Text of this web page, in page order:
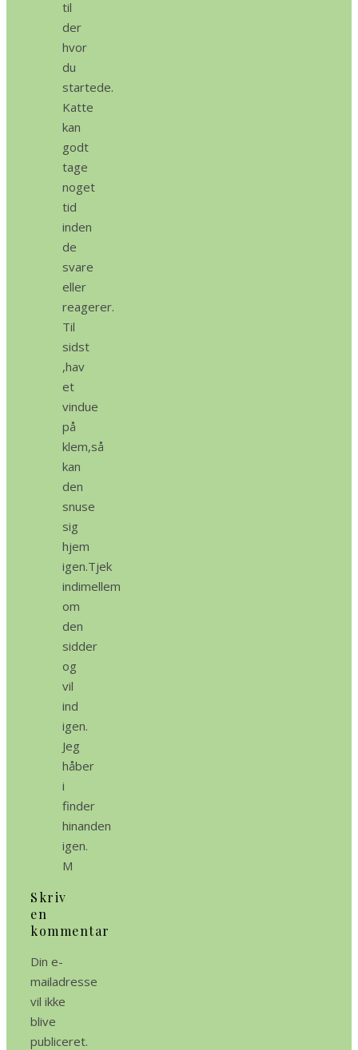
til
der
hvor
du
startede.
Katte
kan
godt
tage
noget
tid
inden
de
svare
eller
reagerer.
Til
sidst
,hav
et
vindue
på
klem,så
kan
den
snuse
sig
hjem
igen.Tjek
indimellem
om
den
sidder
og
vil
ind
igen.
Jeg
håber
i
finder
hinanden
igen.
M
Skriv
en
kommentar
Din e-
mailadresse
vil ikke
blive
publiceret.